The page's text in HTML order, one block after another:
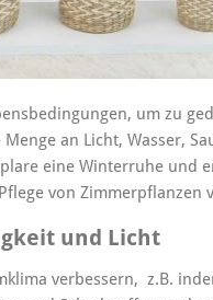
um zu
an Licht, Wasser,
eine Winterruhe und
von Zimmerpflanzen
und Licht
verbessern, z.B.